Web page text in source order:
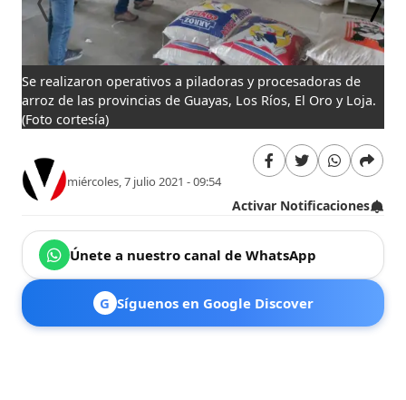
Se realizaron operativos a piladoras y procesadoras de
arroz de las provincias de Guayas, Los Ríos, El Oro y Loja.
(Foto cortesía)
miércoles, 7 julio 2021 - 09:54
Activar Notificaciones
Únete a nuestro canal de WhatsApp
G Síguenos en Google Discover